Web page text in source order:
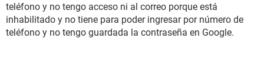
teléfono y no tengo acceso ni al correo porque está
inhabilitado y no tiene para poder ingresar por número de
teléfono y no tengo guardada la contraseña en Google.